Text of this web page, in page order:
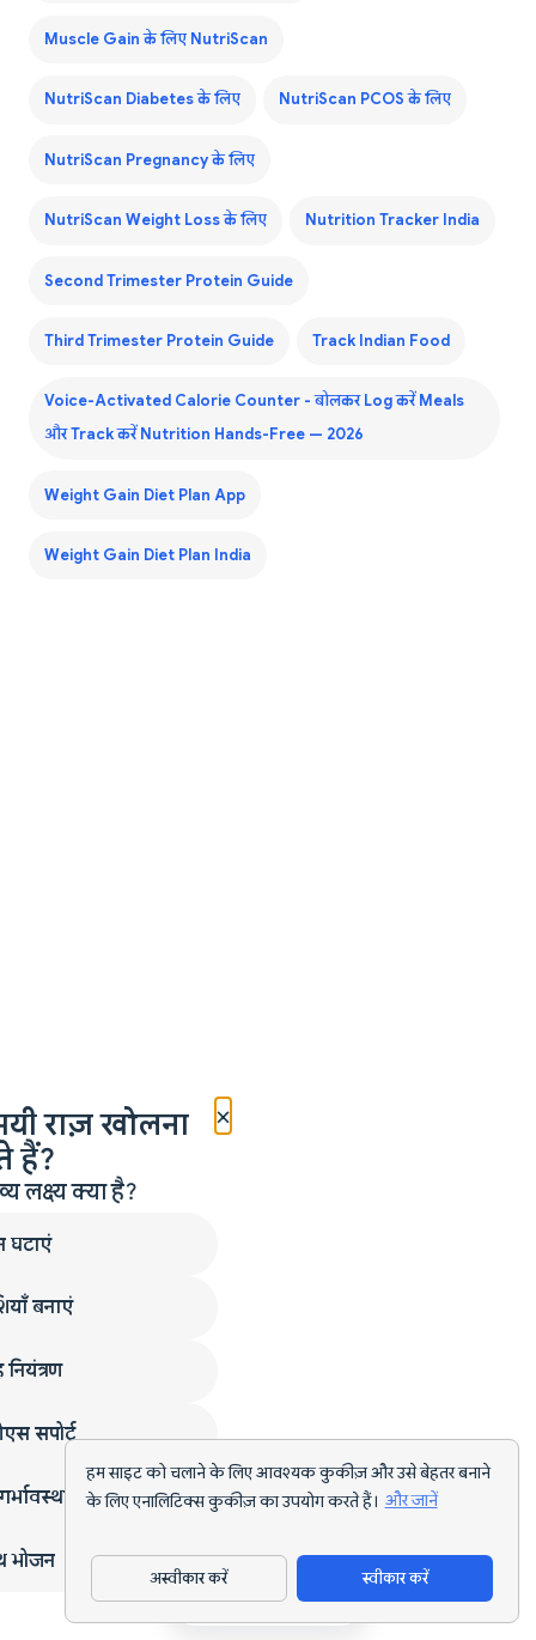
हम साइट को चलाने के लिए आवश्यक कुकीज़ और उसे बेहतर बनाने
के लिए एनालिटिक्स कुकीज़ का उपयोग करते हैं। और जानें
अस्वीकार करें स्वीकार करें
Muscle Gain के लिए NutriScan
NutriScan Diabetes के लिए NutriScan PCOS के लिए
NutriScan Pregnancy के लिए
NutriScan Weight Loss के लिए Nutrition Tracker India
Second Trimester Protein Guide
Third Trimester Protein Guide Track Indian Food
Voice-Activated Calorie Counter - बोलकर Log करें Meals
और Track करें Nutrition Hands-Free — 2026
Weight Gain Diet Plan App
Weight Gain Diet Plan India
ऐप डाउनलोड करें
×
राज़ खोलना
हैं?
लक्ष्य क्या है?
घटाएं
बनाएं
सपोर्ट
भोजन